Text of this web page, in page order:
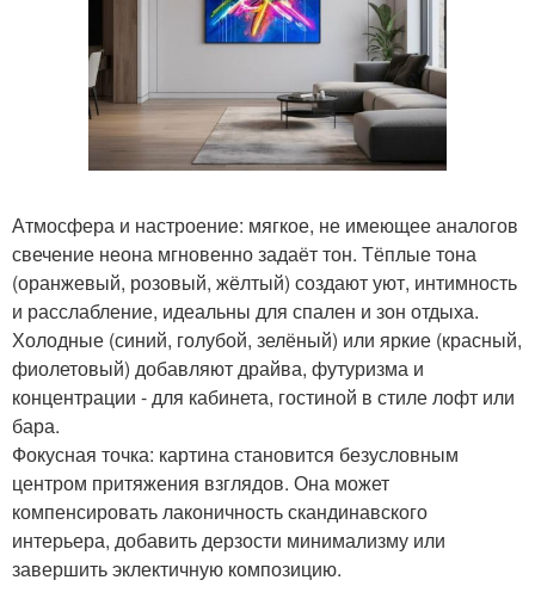
Атмосфера и настроение: мягкое, не имеющее аналогов
свечение неона мгновенно задаёт тон. Тёплые тона
(оранжевый, розовый, жёлтый) создают уют, интимность
и расслабление, идеальны для спален и зон отдыха.
Холодные (синий, голубой, зелёный) или яркие (красный,
фиолетовый) добавляют драйва, футуризма и
концентрации - для кабинета, гостиной в стиле лофт или
бара.
Фокусная точка: картина становится безусловным
центром притяжения взглядов. Она может
компенсировать лаконичность скандинавского
интерьера, добавить дерзости минимализму или
завершить эклектичную композицию.